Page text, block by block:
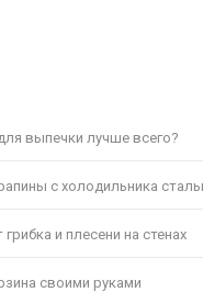
выпечки лучше всего?
с холодильника
и плесени на стенах
своими руками